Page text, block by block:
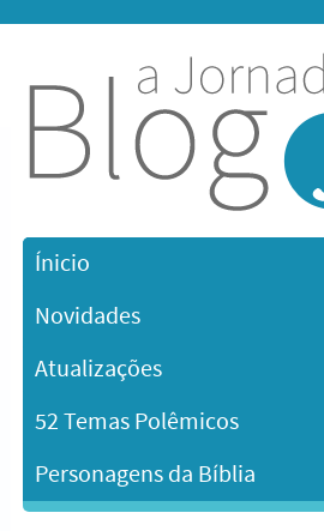
Ínicio
Novidades
Atualizações
52 Temas Polêmicos
Personagens da Bíblia